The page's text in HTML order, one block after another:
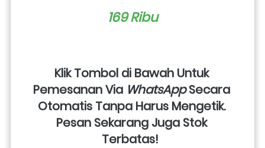
169 Ribu
Klik Tombol di Bawah Untuk
Pemesanan Via WhatsApp Secara
Otomatis Tanpa Harus Mengetik.
Pesan Sekarang Juga Stok
Terbatas!